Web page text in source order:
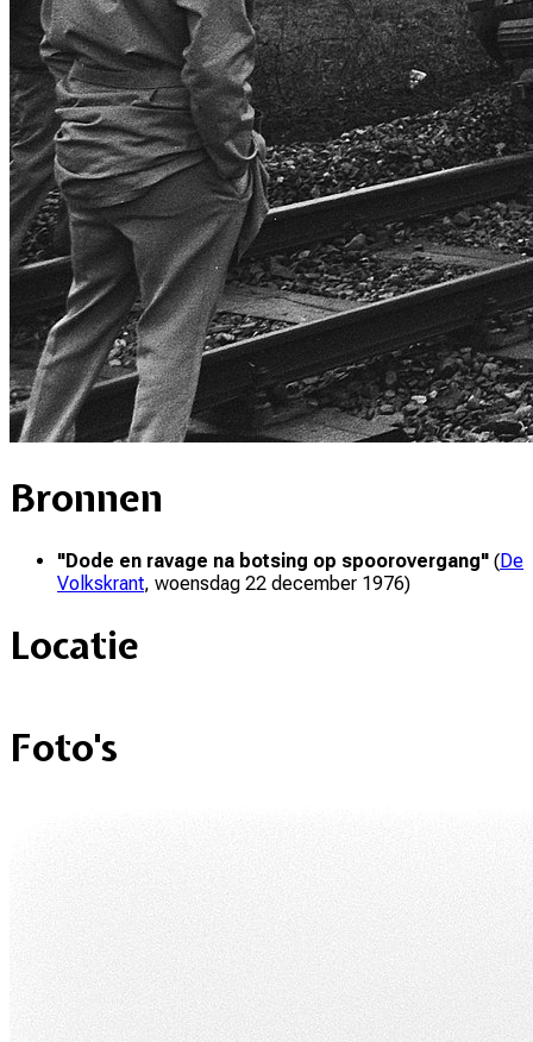
Bronnen
"Dode en ravage na botsing op spoorovergang" (De
Volkskrant, woensdag 22 december 1976)
Locatie
–
Foto's